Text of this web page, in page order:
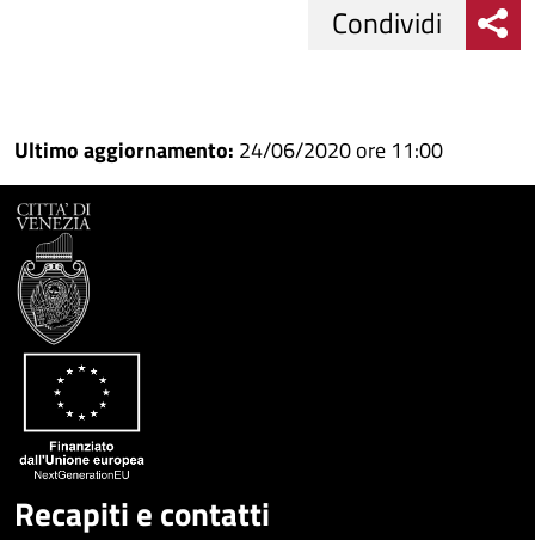
su
Facebook
Condividi
su
Condividi
Condividi
Ultimo aggiornamento: 24/06/2020 ore 11:00
Recapiti e contatti